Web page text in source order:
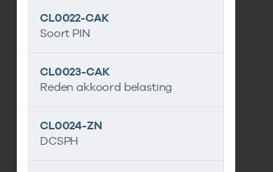
CL0022-CAK
Soort PIN
CL0023-CAK
Reden akkoord belasting
CL0024-ZN
DCSPH